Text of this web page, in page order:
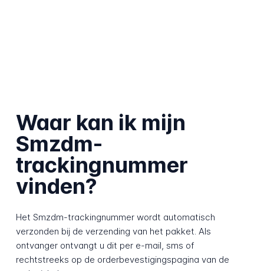
Waar kan ik mijn
Smzdm-
trackingnummer
vinden?
Het Smzdm-trackingnummer wordt automatisch
verzonden bij de verzending van het pakket. Als
ontvanger ontvangt u dit per e-mail, sms of
rechtstreeks op de orderbevestigingspagina van de